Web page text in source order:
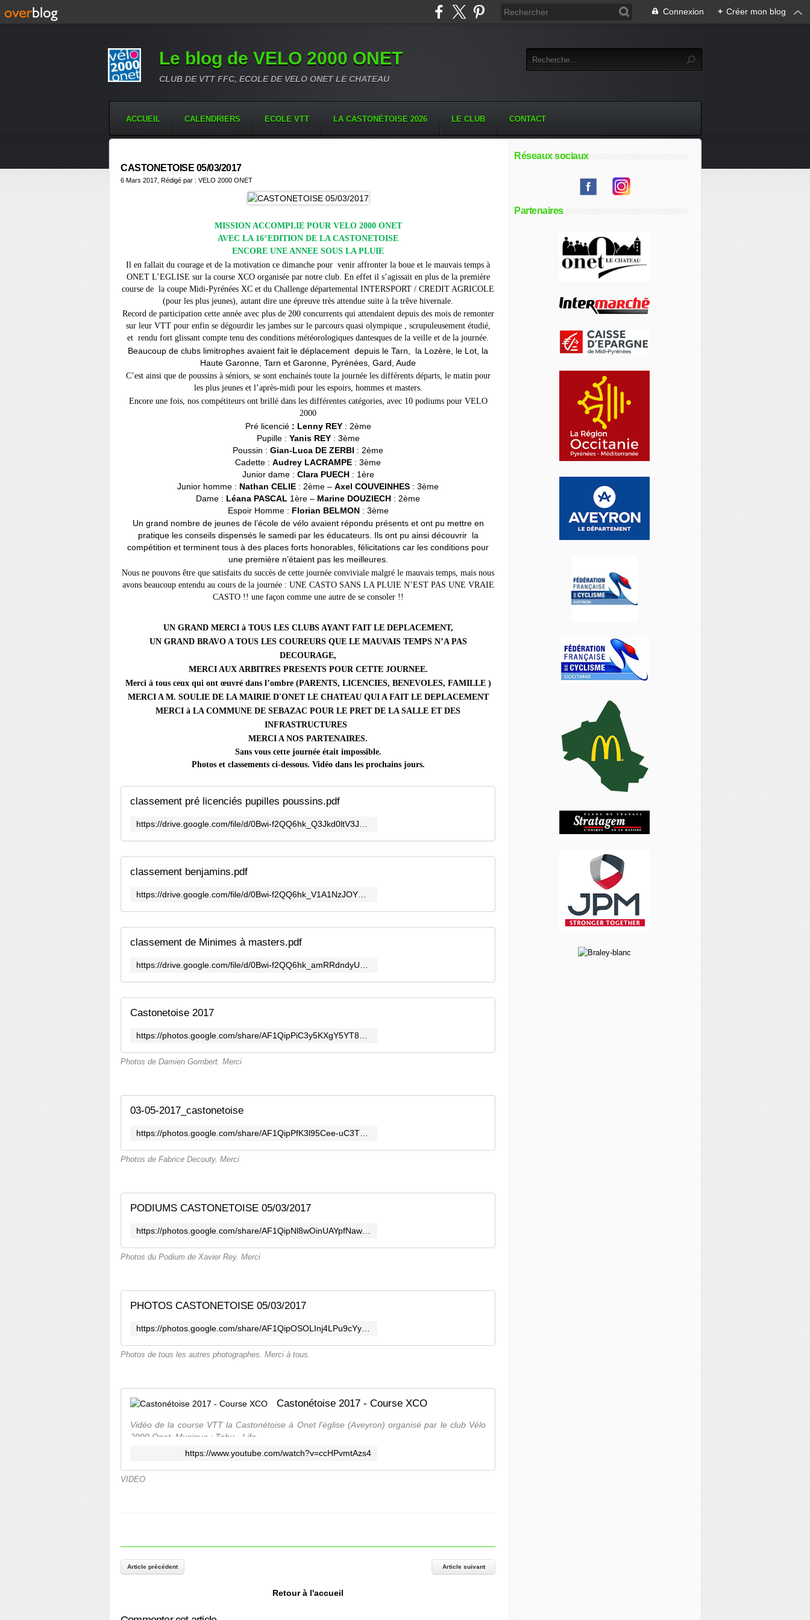
Connexion + Créer mon blog
Le blog de VELO 2000 ONET
CLUB DE VTT FFC, ECOLE DE VELO ONET LE CHATEAU
ACCUEIL CALENDRIERS ECOLE VTT LA CASTONÉTOISE 2026 LE CLUB CONTACT
CASTONETOISE 05/03/2017
6 Mars 2017 , Rédigé par : VELO 2000 ONET
MISSION ACCOMPLIE POUR VELO 2000 ONET
AVEC LA 16°EDITION DE LA CASTONETOISE
ENCORE UNE ANNEE SOUS LA PLUIE
Il en fallait du courage et de la motivation ce dimanche pour venir affronter la boue et le mauvais temps à
ONET L’EGLISE sur la course XCO organisée par notre club. En effet il s’agissait en plus de la première
course de la coupe Midi-Pyrénées XC et du Challenge départemental INTERSPORT / CREDIT AGRICOLE
(pour les plus jeunes), autant dire une épreuve très attendue suite à la trêve hivernale.
Record de participation cette année avec plus de 200 concurrents qui attendaient depuis des mois de remonter
sur leur VTT pour enfin se dégourdir les jambes sur le parcours quasi olympique , scrupuleusement étudié,
et rendu fort glissant compte tenu des conditions météorologiques dantesques de la veille et de la journée.
Beaucoup de clubs limitrophes avaient fait le déplacement depuis le Tarn, la Lozère, le Lot, la
Haute Garonne, Tarn et Garonne, Pyrénées, Gard, Aude
C’est ainsi que de poussins à séniors, se sont enchainés toute la journée les différents départs, le matin pour
les plus jeunes et l’après-midi pour les espoirs, hommes et masters.
Encore une fois, nos compétiteurs ont brillé dans les différentes catégories, avec 10 podiums pour VELO
2000
Pré licencié : Lenny REY: 2ème
Pupille: Yanis REY: 3ème
Poussin : Gian-Luca DE ZERBI : 2ème
Cadette : Audrey LACRAMPE : 3ème
Junior dame : Clara PUECH: 1ère
Junior homme : Nathan CELIE : 2ème – Axel COUVEINHES : 3ème
Dame : Léana PASCAL 1ère – Marine DOUZIECH : 2ème
Espoir Homme : Florian BELMON: 3ème
Un grand nombre de jeunes de l’école de vélo avaient répondu présents et ont pu mettre en
pratique les conseils dispensés le samedi par les éducateurs. Ils ont pu ainsi découvrir la
compétition et terminent tous à des places forts honorables, félicitations car les conditions pour
une première n’étaient pas les meilleures.
Nous ne pouvons être que satisfaits du succès de cette journée conviviale malgré le mauvais temps, mais nous
avons beaucoup entendu au cours de la journée : UNE CASTO SANS LA PLUIE N’EST PAS UNE VRAIE
CASTO !! une façon comme une autre de se consoler !!
UN GRAND MERCI à TOUS LES CLUBS AYANT FAIT LE DEPLACEMENT,
UN GRAND BRAVO A TOUS LES COUREURS QUE LE MAUVAIS TEMPS N’A PAS
DECOURAGE,
MERCI AUX ARBITRES PRESENTS POUR CETTE JOURNEE.
Merci à tous ceux qui ont œuvré dans l’ombre (PARENTS, LICENCIES, BENEVOLES, FAMILLE )
MERCI A M. SOULIE DE LA MAIRIE D'ONET LE CHATEAU QUI A FAIT LE DEPLACEMENT
MERCI à LA COMMUNE DE SEBAZAC POUR LE PRET DE LA SALLE ET DES
INFRASTRUCTURES
MERCI A NOS PARTENAIRES.
Sans vous cette journée était impossible.
Photos et classements ci-dessous. Vidéo dans les prochains jours.
classement pré licenciés pupilles poussins.pdf
classement benjamins.pdf
classement de Minimes à masters.pdf
Castonetoise 2017
Photos de Damien Gombert. Merci
03-05-2017_castonetoise
Photos de Fabrice Decouty. Merci
PODIUMS CASTONETOISE 05/03/2017
Photos du Podium de Xavier Rey. Merci
PHOTOS CASTONETOISE 05/03/2017
Photos de tous les autres photographes. Merci à tous.
Castonétoise 2017 - Course XCO
Vidéo de la course VTT la Castonétoise à Onet l'église (Aveyron) organisé par le club Vélo
2000 Onet. Musique : Tobu - Life
https://www.youtube.com/watch?v=ccHPvmtAzs4
VIDEO
Article précédent Article suivant
Retour à l'accueil
Réseaux sociaux
Partenaires